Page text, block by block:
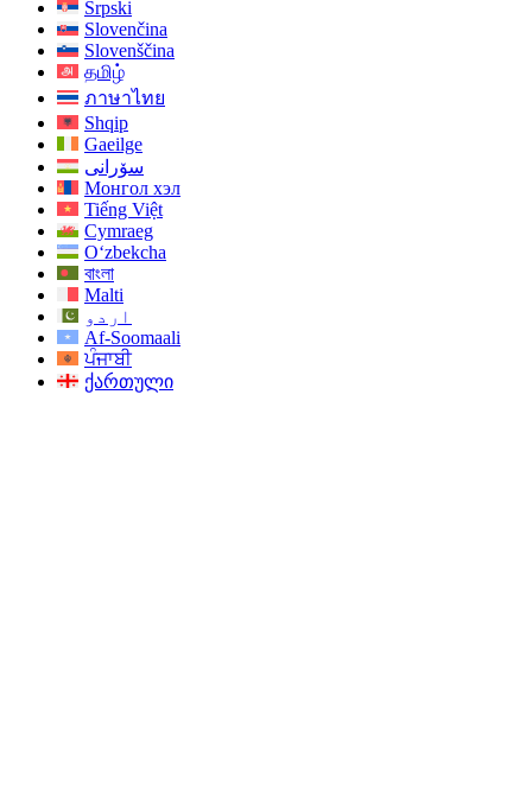
Srpski
Slovenčina
Slovenščina
தமிழ்
ภาษาไทย
Shqip
Gaeilge
سۆرانی
Монгол хэл
Tiếng Việt
Cymraeg
O‘zbekcha
বাংলা
Malti
اردو
Af-Soomaali
ਪੰਜਾਬੀ
ქართული